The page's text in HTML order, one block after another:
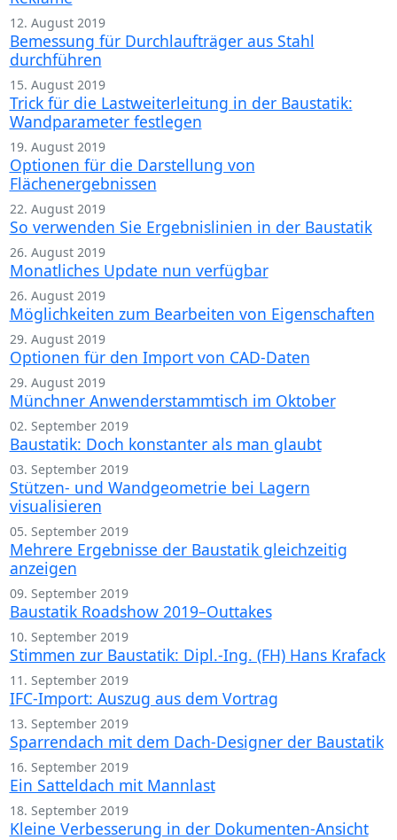
12. August 2019
Bemessung für Durchlaufträger aus Stahl
durchführen
15. August 2019
Trick für die Lastweiterleitung in der Baustatik:
Wandparameter festlegen
19. August 2019
Optionen für die Darstellung von
Flächenergebnissen
22. August 2019
So verwenden Sie Ergebnislinien in der Baustatik
26. August 2019
Monatliches Update nun verfügbar
26. August 2019
Möglichkeiten zum Bearbeiten von Eigenschaften
29. August 2019
Optionen für den Import von CAD-Daten
29. August 2019
Münchner Anwenderstammtisch im Oktober
02. September 2019
Baustatik: Doch konstanter als man glaubt
03. September 2019
Stützen- und Wandgeometrie bei Lagern
visualisieren
05. September 2019
Mehrere Ergebnisse der Baustatik gleichzeitig
anzeigen
09. September 2019
Baustatik Roadshow 2019–Outtakes
10. September 2019
Stimmen zur Baustatik: Dipl.-Ing. (FH) Hans Krafack
11. September 2019
IFC-Import: Auszug aus dem Vortrag
13. September 2019
Sparrendach mit dem Dach-Designer der Baustatik
16. September 2019
Ein Satteldach mit Mannlast
18. September 2019
Kleine Verbesserung in der Dokumenten-Ansicht